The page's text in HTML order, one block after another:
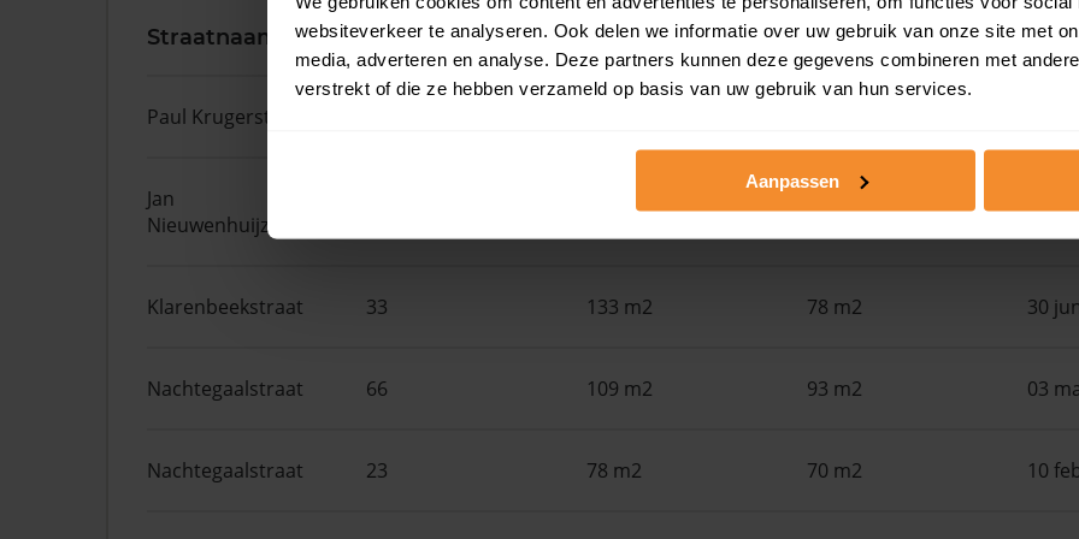
websiteverkeer te analyseren. Ook delen we informatie over uw gebruik van onze site met
media, adverteren en analyse. Deze partners kunnen deze gegevens combineren met
verstrekt of die ze hebben verzameld op basis van uw gebruik van hun services.
Aanpassen
Straatnaam Huisnr. Woonoppervlak Perceel
Paul Krugerstraat
Jan
Nieuwenhuijzenstraat
102 m2
Klarenbeekstraat 33 133 m2 78 m2 30
Nachtegaalstraat 66 109 m2 93 m2 03
Nachtegaalstraat 23 78 m2 70 m2 10